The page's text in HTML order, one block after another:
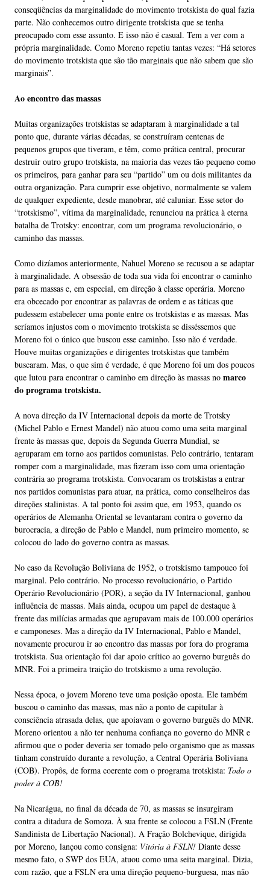
conseqüências da marginalidade do movimento trotskista do qual fazia
parte. Não conhecemos outro dirigente trotskista que se tenha
preocupado com esse assunto. E isso não é casual. Tem a ver com a
própria marginalidade. Como Moreno repetiu tantas vezes: “Há setores
do movimento trotskista que são tão marginais que não sabem que são
marginais”.
Ao encontro das massas
Muitas organizações trotskistas se adaptaram à marginalidade a tal
ponto que, durante várias décadas, se construíram centenas de
pequenos grupos que tiveram, e têm, como prática central, procurar
destruir outro grupo trotskista, na maioria das vezes tão pequeno como
os primeiros, para ganhar para seu “partido” um ou dois militantes da
outra organização. Para cumprir esse objetivo, normalmente se valem
de qualquer expediente, desde manobrar, até caluniar. Esse setor do
“trotskismo”, vítima da marginalidade, renunciou na prática à eterna
batalha de Trotsky: encontrar, com um programa revolucionário, o
caminho das massas.
Como dizíamos anteriormente, Nahuel Moreno se recusou a se adaptar
à marginalidade. A obsessão de toda sua vida foi encontrar o caminho
para as massas e, em especial, em direção à classe operária. Moreno
era obcecado por encontrar as palavras de ordem e as táticas que
pudessem estabelecer uma ponte entre os trotskistas e as massas. Mas
seríamos injustos com o movimento trotskista se disséssemos que
Moreno foi o único que buscou esse caminho. Isso não é verdade.
Houve muitas organizações e dirigentes trotskistas que também
buscaram. Mas, o que sim é verdade, é que Moreno foi um dos poucos
que lutou para encontrar o caminho em direção às massas no marco
do programa trotskista.
A nova direção da IV Internacional depois da morte de Trotsky
(Michel Pablo e Ernest Mandel) não atuou como uma seita marginal
frente às massas que, depois da Segunda Guerra Mundial, se
agruparam em torno aos partidos comunistas. Pelo contrário, tentaram
romper com a marginalidade, mas fizeram isso com uma orientação
contrária ao programa trotskista. Convocaram os trotskistas a entrar
nos partidos comunistas para atuar, na prática, como conselheiros das
direções stalinistas. A tal ponto foi assim que, em 1953, quando os
operários de Alemanha Oriental se levantaram contra o governo da
burocracia, a direção de Pablo e Mandel, num primeiro momento, se
colocou do lado do governo contra as massas.
No caso da Revolução Boliviana de 1952, o trotskismo tampouco foi
marginal. Pelo contrário. No processo revolucionário, o Partido
Operário Revolucionário (POR), a seção da IV Internacional, ganhou
influência de massas. Mais ainda, ocupou um papel de destaque à
frente das milícias armadas que agrupavam mais de 100.000 operários
e camponeses. Mas a direção da IV Internacional, Pablo e Mandel,
novamente procurou ir ao encontro das massas por fora do programa
trotskista. Sua orientação foi dar apoio crítico ao governo burguês do
MNR. Foi a primeira traição do trotskismo a uma revolução.
Nessa época, o jovem Moreno teve uma posição oposta. Ele também
buscou o caminho das massas, mas não a ponto de capitular à
consciência atrasada delas, que apoiavam o governo burguês do MNR.
Moreno orientou a não ter nenhuma confiança no governo do MNR e
afirmou que o poder deveria ser tomado pelo organismo que as massas
tinham construído durante a revolução, a Central Operária Boliviana
(COB). Propôs, de forma coerente com o programa trotskista: Todo o
poder à COB!
Na Nicarágua, no final da década de 70, as massas se insurgiram
contra a ditadura de Somoza. À sua frente se colocou a FSLN (Frente
Sandinista de Libertação Nacional). A Fração Bolchevique, dirigida
por Moreno, lançou como consigna: Vitória à FSLN! Diante desse
mesmo fato, o SWP dos EUA, atuou como uma seita marginal. Dizia,
com razão, que a FSLN era uma direção pequeno-burguesa, mas não